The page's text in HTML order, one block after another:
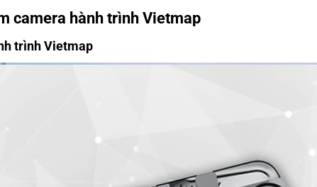
camera hành trình Vietmap
trình Vietmap